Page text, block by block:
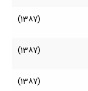
(1387)
(1387)
(1387)